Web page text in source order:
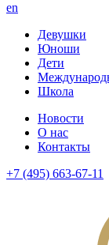
en
Девушки
Юноши
Дети
Школа
Новости
О нас
Контакты
+7 (495) 663-67-11